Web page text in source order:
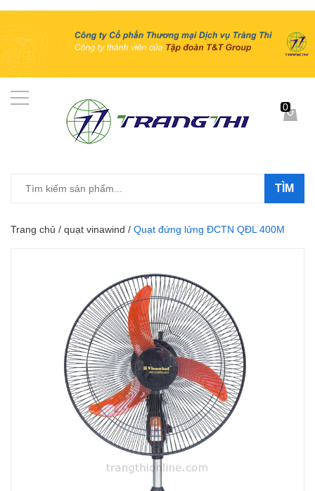
TÌM
0
Trang chủ / quạt vinawind / Quạt đứng lửng ĐCTN QĐL 400M